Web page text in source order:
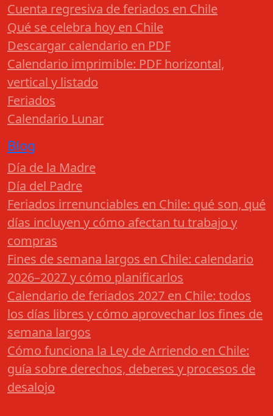
Cuenta regresiva de feriados en Chile
Qué se celebra hoy en Chile
Descargar calendario en PDF
Calendario imprimible: PDF horizontal,
vertical y listado
Feriados
Calendario Lunar
Blog
Día de la Madre
Día del Padre
Feriados irrenunciables en Chile: qué son, qué
días incluyen y cómo afectan tu trabajo y
compras
Fines de semana largos en Chile: calendario
2026–2027 y cómo planificarlos
Calendario de feriados 2027 en Chile: todos
los días libres y cómo aprovechar los fines de
semana largos
Cómo funciona la Ley de Arriendo en Chile:
guía sobre derechos, deberes y procesos de
desalojo